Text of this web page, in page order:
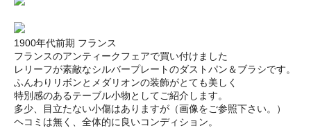
1900年代前期 フランス
フランスのアンティークフェアで買い付けました
レリーフが素敵なシルバープレートのダストパン＆ブラシです。
ふんわりリボンとメダリオンの装飾がとても美しく
特別感のあるテーブル小物としてご紹介します。
多少、目立たない小傷はありますが（画像をご参照下さい。）
ヘコミは無く、全体的に良いコンディション。